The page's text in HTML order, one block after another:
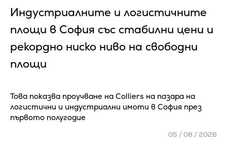
Индустриалните и логистичните
площи в София със стабилни цени и
рекордно ниско ниво на свободни
площи
Това показва проучване на Colliers на пазара на
логистични и индустриални имоти в София през
първото полугодие
05 / 08 / 2026